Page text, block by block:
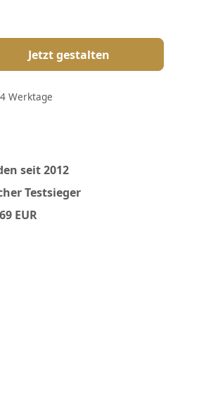
Jetzt gestalten
Werktage
seit 2012
Testsieger
EUR